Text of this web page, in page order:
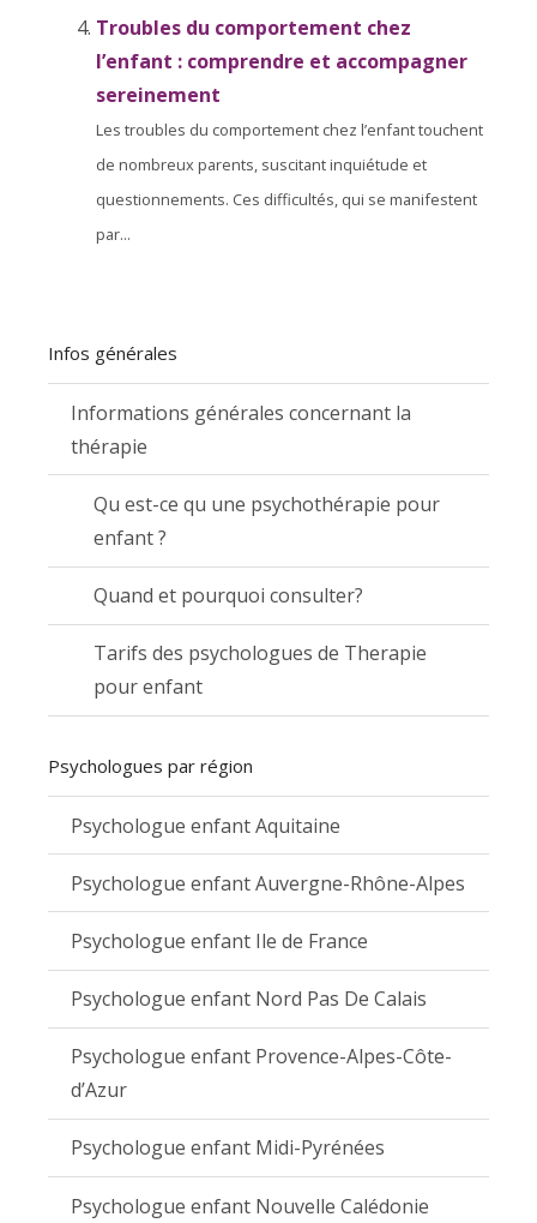
Troubles du comportement chez
l’enfant : comprendre et accompagner
sereinement
Les troubles du comportement chez l’enfant touchent
de nombreux parents, suscitant inquiétude et
questionnements. Ces difficultés, qui se manifestent
par...
Infos générales
Informations générales concernant la
thérapie
Qu est-ce qu une psychothérapie pour
enfant ?
Quand et pourquoi consulter?
Tarifs des psychologues de Therapie
pour enfant
Psychologues par région
Psychologue enfant Aquitaine
Psychologue enfant Auvergne-Rhône-Alpes
Psychologue enfant Ile de France
Psychologue enfant Nord Pas De Calais
Psychologue enfant Provence-Alpes-Côte-
d’Azur
Psychologue enfant Midi-Pyrénées
Psychologue enfant Nouvelle Calédonie